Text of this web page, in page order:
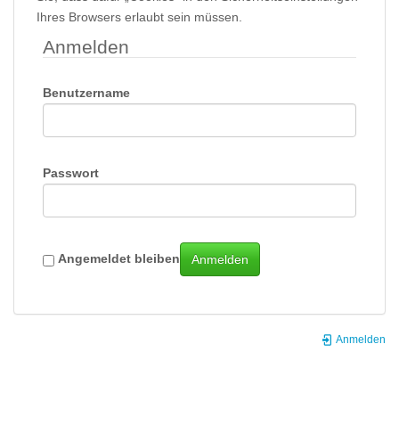
Ihres Browsers erlaubt sein müssen.
Anmelden
Benutzername
Passwort
Angemeldet bleiben Anmelden
Anmelden